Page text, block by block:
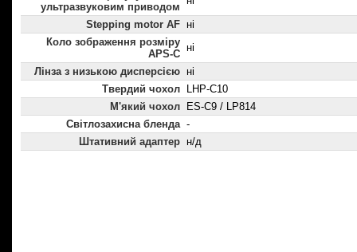
ультразвуковим приводом
Stepping motor AF ні
Коло зображення розміру
APS-C
ні
Лінза з низькою дисперсією ні
Твердий чохол
LHP-C10
М'який чохол
ES-C9 / LP814
Світлозахисна бленда -
Штативний адаптер н/д